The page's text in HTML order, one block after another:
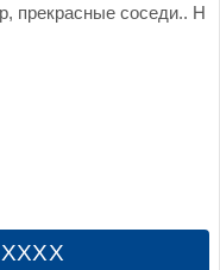
прекрасные соседи.. Н